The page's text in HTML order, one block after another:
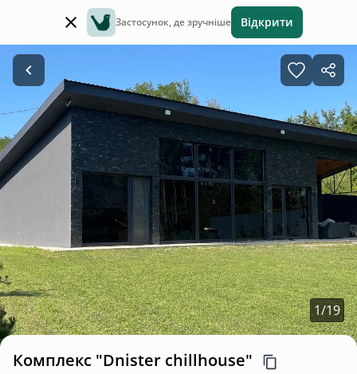
Застосунок, де зручніше Відкрити
1/19
Комплекс "Dnister chillhouse"